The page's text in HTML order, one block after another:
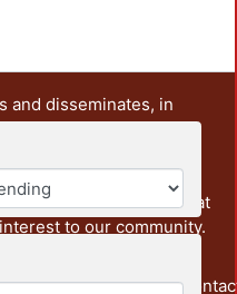
and disseminates, in
teaching and research
It also includes some
documents from the
other institutions that
to our community.
Send